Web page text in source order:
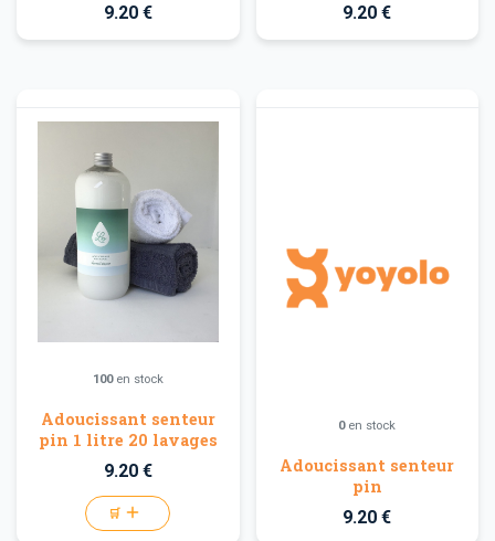
9.20 €
9.20 €
100en stock
Adoucissant senteur
pin 1 litre 20 lavages
9.20 €
🛒
0en stock
Adoucissant senteur
pin
9.20 €